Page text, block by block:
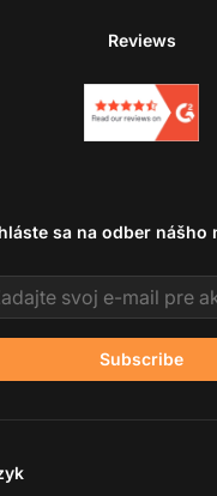
Reviews
sa na odber nášho
address
Subscribe